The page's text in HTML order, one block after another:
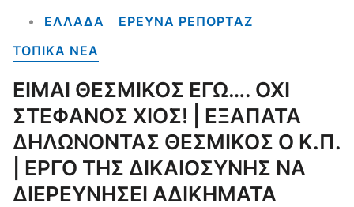
ΕΛΛΑΔΑ
ΕΡΕΥΝΑ ΡΕΠΟΡΤΑΖ
ΤΟΠΙΚΑ NEA
ΕΙΜΑΙ ΘΕΣΜΙΚΟΣ ΕΓΩ…. ΟΧΙ
ΣΤΕΦΑΝΟΣ ΧΙΟΣ! | ΕΞΑΠΑΤΑ
ΔΗΛΩΝΟΝΤΑΣ ΘΕΣΜΙΚΟΣ Ο Κ.Π.
| ΕΡΓΟ ΤΗΣ ΔΙΚΑΙΟΣΥΝΗΣ ΝΑ
ΔΙΕΡΕΥΝΗΣΕΙ ΑΔΙΚΗΜΑΤΑ